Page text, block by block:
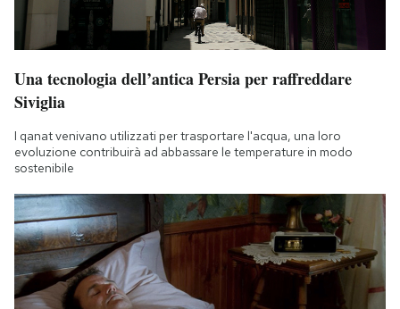
Una tecnologia dell’antica Persia per raffreddare
Siviglia
I qanat venivano utilizzati per trasportare l'acqua, una loro
evoluzione contribuirà ad abbassare le temperature in modo
sostenibile